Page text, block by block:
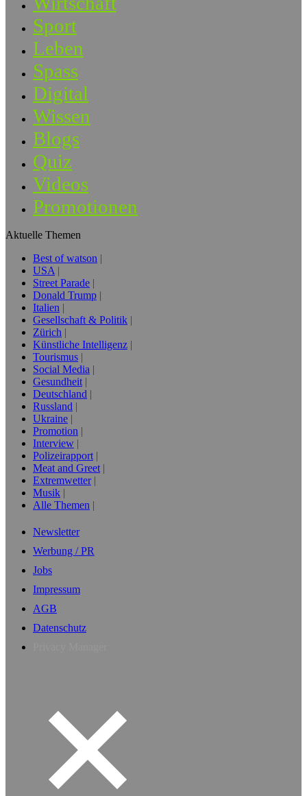
Sport
Leben
Spass
Digital
Wissen
Blogs
Quiz
Videos
Promotionen
Aktuelle Themen
Best of watson
USA
Street Parade
Donald Trump
Italien
Gesellschaft & Politik
Zürich
Künstliche Intelligenz
Tourismus
Social Media
Gesundheit
Deutschland
Russland
Ukraine
Promotion
Interview
Polizeirapport
Meat and Greet
Extremwetter
Musik
Alle Themen
Newsletter
Werbung / PR
Jobs
Impressum
AGB
Datenschutz